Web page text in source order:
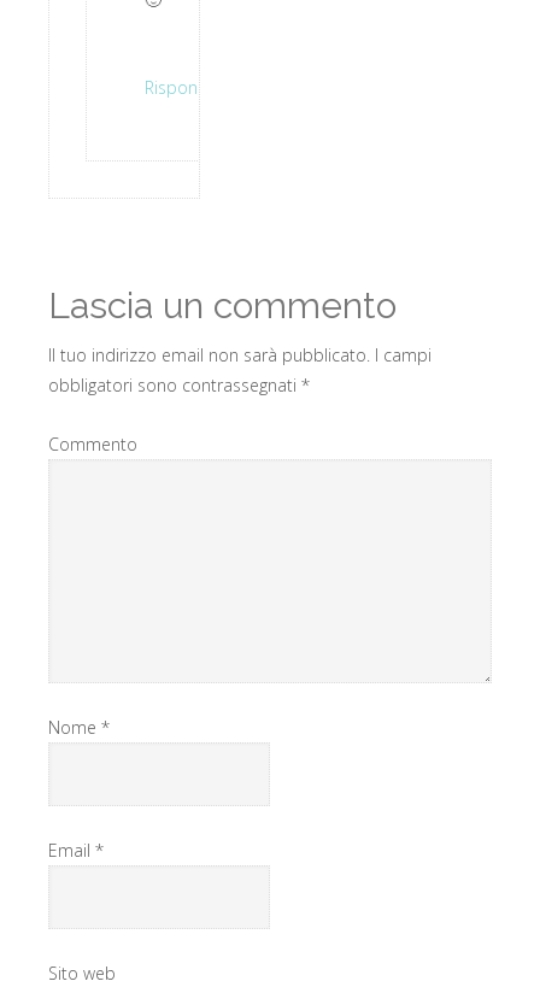
Rispondi
Lascia un commento
Il tuo indirizzo email non sarà pubblicato. I campi
obbligatori sono contrassegnati *
Commento
Nome *
Email *
Sito web